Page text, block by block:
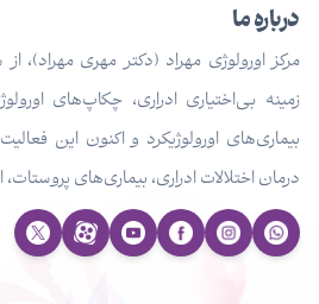
درباره ما
زمینه بی‌اختیاری ادراری، چکاپ‌های
بیماری‌های اورولوژیکرد و اکنون این
درمان اختلالات ادراری، بیماری‌های